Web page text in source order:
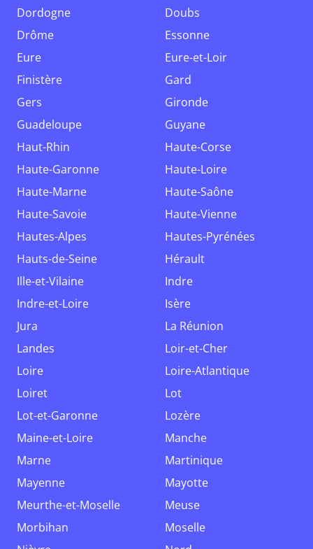
Dordogne
Doubs
Drôme
Essonne
Eure
Eure-et-Loir
Finistère
Gard
Gers
Gironde
Guadeloupe
Guyane
Haut-Rhin
Haute-Corse
Haute-Garonne
Haute-Loire
Haute-Marne
Haute-Saône
Haute-Savoie
Haute-Vienne
Hautes-Alpes
Hautes-Pyrénées
Hauts-de-Seine
Hérault
Ille-et-Vilaine
Indre
Indre-et-Loire
Isère
Jura
La Réunion
Landes
Loir-et-Cher
Loire
Loire-Atlantique
Loiret
Lot
Lot-et-Garonne
Lozère
Maine-et-Loire
Manche
Marne
Martinique
Mayenne
Mayotte
Meurthe-et-Moselle
Meuse
Morbihan
Moselle